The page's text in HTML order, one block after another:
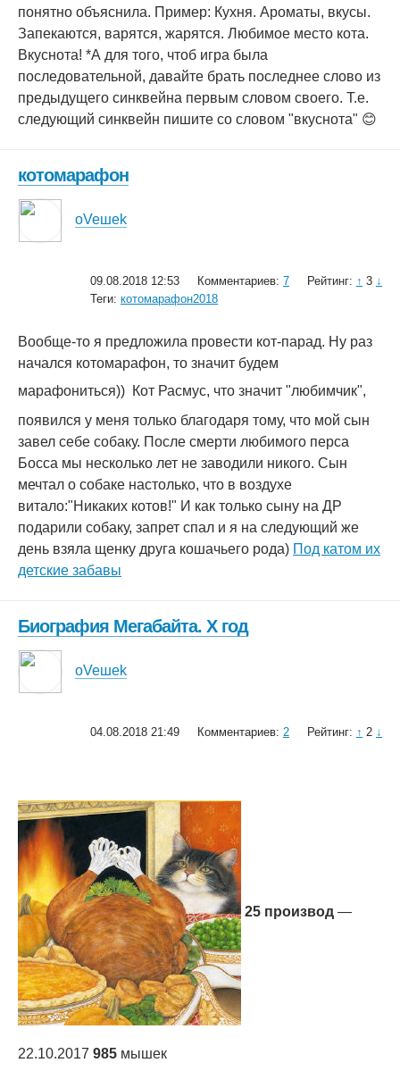
понятно объяснила. Пример: Кухня. Ароматы, вкусы.
Запекаются, варятся, жарятся. Любимое место кота.
Вкуснота! *А для того, чтоб игра была
последовательной, давайте брать последнее слово из
предыдущего синквейна первым словом своего. Т.е.
следующий синквейн пишите со словом "вкуснота" 😊
котомарафон
oVeшеk
09.08.2018 12:53 Комментариев: 7 Рейтинг: ↑ 3 ↓
Теги: котомарафон2018
Вообще-то я предложила провести кот-парад. Ну раз
начался котомарафон, то значит будем
марафониться)) Кот Расмус, что значит "любимчик",
появился у меня только благодаря тому, что мой сын
завел себе собаку. После смерти любимого перса
Босса мы несколько лет не заводили никого. Сын
мечтал о собаке настолько, что в воздухе
витало:"Никаких котов!" И как только сыну на ДР
подарили собаку, запрет спал и я на следующий же
день взяла щенку друга кошачьего рода) Под катом их
детские забавы
Биография Мегабайта. Х год
oVeшеk
04.08.2018 21:49 Комментариев: 2 Рейтинг: ↑ 2 ↓
25 производ —
22.10.2017 985 мышек